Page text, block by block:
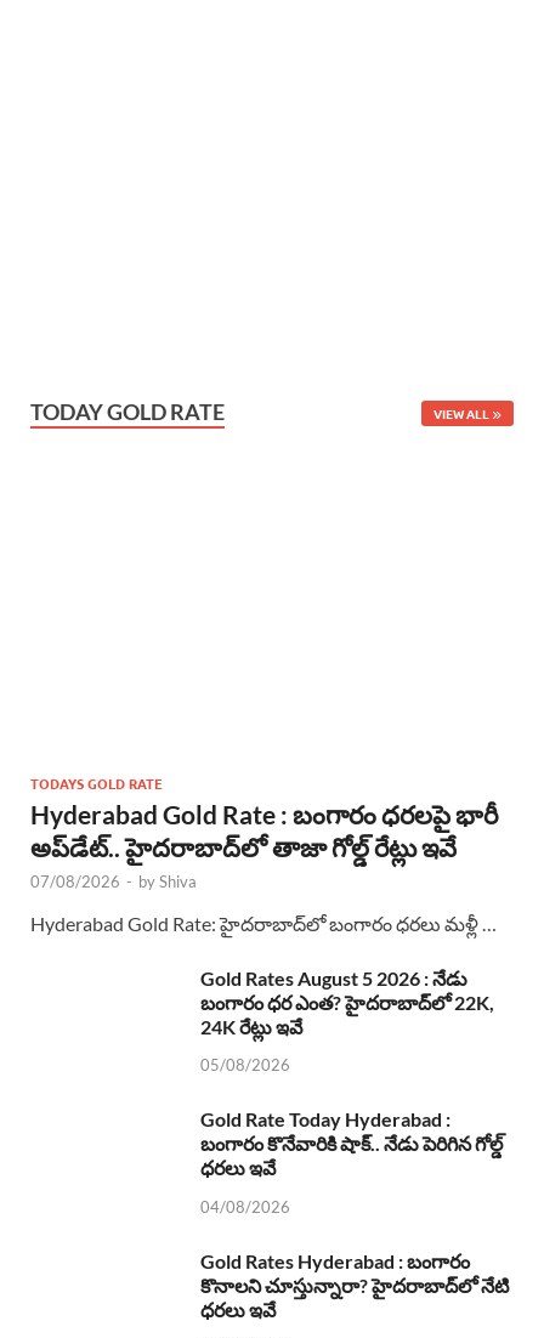
TODAY GOLD RATE VIEW ALL
TODAYS GOLD RATE
Hyderabad Gold Rate : బంగారం ధరలపై భారీ
అప్‌డేట్.. హైదరాబాద్‌లో తాజా గోల్డ్ రేట్లు ఇవే
07/08/2026 - byShiva
Hyderabad Gold Rate: హైదరాబాద్‌లో బంగారం ధరలు మళ్లీ …
Gold Rates August 5 2026 : నేడు
బంగారం ధర ఎంత? హైదరాబాద్‌లో 22K,
24K రేట్లు ఇవే
05/08/2026
Gold Rate Today Hyderabad :
బంగారం కొనేవారికి షాక్.. నేడు పెరిగిన గోల్డ్
ధరలు ఇవే
04/08/2026
Gold Rates Hyderabad : బంగారం
కొనాలని చూస్తున్నారా? హైదరాబాద్‌లో నేటి
ధరలు ఇవే